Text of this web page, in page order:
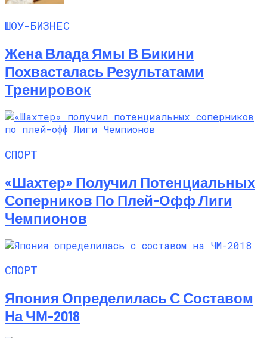
ШОУ-БИЗНЕС
Жена Влада Ямы В Бикини
Похвасталась Результатами
Тренировок
СПОРТ
«Шахтер» Получил Потенциальных
Соперников По Плей-Офф Лиги
Чемпионов
СПОРТ
Япония Определилась С Составом
На ЧМ-2018